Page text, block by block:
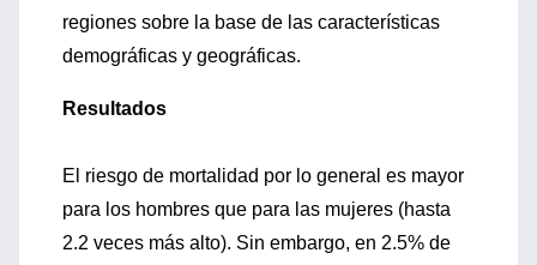
regiones sobre la base de las características
demográficas y geográficas.
Resultados
El riesgo de mortalidad por lo general es mayor
para los hombres que para las mujeres (hasta
2.2 veces más alto). Sin embargo, en 2.5% de